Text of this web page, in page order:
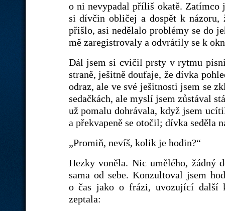
o ni nevypadal příliš okatě. Zatímco
si dívčin obličej a dospět k
přišlo, asi nedělalo problémy se do
mě zaregistrovaly a odvrátily se k
Dál jsem si cvičil prsty v rytmu
straně, ješitně doufaje, že dívka
odraz, ale ve své ješitnosti jsem se
sedačkách, ale myslí jsem zůstával
už pomalu dohrávala, když jsem
a překvapeně se otočil; dívka seděla
„Promiň, nevíš, kolik je hodin?“
Hezky voněla. Nic umělého, žádný
sama od sebe. Konzultoval jsem
o čas jako o frázi, uvozující další
zeptala: